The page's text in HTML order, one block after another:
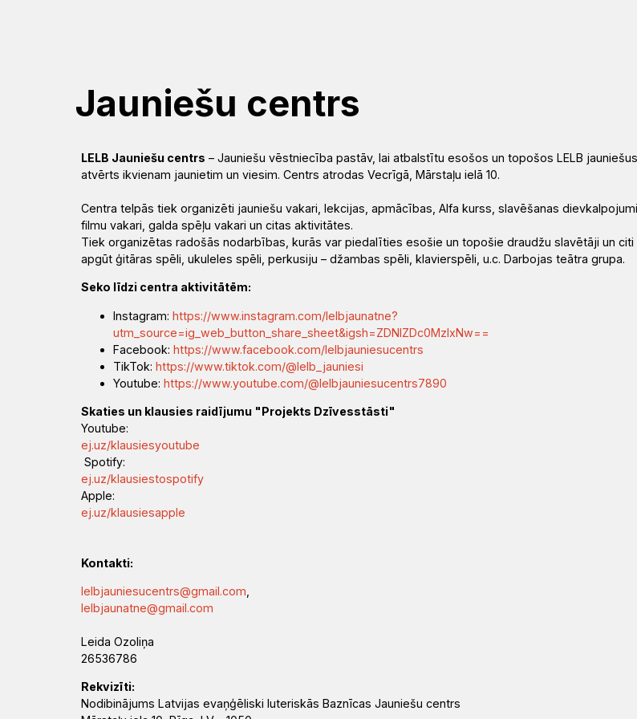
personāls
Pārvalde
LELB
organizācijas
Kontakti
Dievnami
draudzi
Garīgais
atbalsts
Ģimenēm
un
jauniešiem
Iepazīsti
kristietību
atbalsts
Rekolekcijas
Kapelānu
dienests
Misija
Indijā
kalendārs
Apmācības
un
semināri
Vakances
Fotogalerija
Video
un
audio
Svētdienas
Rīts
Draudzēm
Jauniešu centrs
LELB Jauniešu centrs – Jauniešu vēstniecība pastāv, lai atbalstītu esošos un topošos LELB
atvērts ikvienam jaunietim un viesim. Centrs atrodas Vecrīgā, Mārstaļu ielā 10.
Centra telpās tiek organizēti jauniešu vakari, lekcijas, apmācības, Alfa kurss, slavēšanas
filmu vakari, galda spēļu vakari un citas aktivitātes.
Tiek organizētas radošās nodarbības, kurās var piedalīties esošie un topošie draudžu slavētāji un citi
apgūt ģitāras spēli, ukuleles spēli, perkusiju – džambas spēli, klavierspēli, u.c. Darbojas teātra grupa.
Seko līdzi centra aktivitātēm:
Instagram:https://www.instagram.com/lelbjaunatne?
utm_source=ig_web_button_share_sheet&igsh=ZDNlZDc0MzIxNw==
Facebook:https://www.facebook.com/lelbjauniesucentrs
TikTok:https://www.tiktok.com/@lelb_jauniesi
Youtube:https://www.youtube.com/@lelbjauniesucentrs7890
Skaties un klausies raidījumu "Projekts Dzīvesstāsti"
Youtube:
ej.uz/klausiesyoutube
Spotify:
ej.uz/klausiestospotify
Apple:
ej.uz/klausiesapple
Kontakti:
lelbjauniesucentrs@gmail.com
lelbjaunatne@gmail.com
Leida Ozoliņa
26536786
Rekvizīti:
Nodibinājums Latvijas evaņģēliski luteriskās Baznīcas Jauniešu centrs